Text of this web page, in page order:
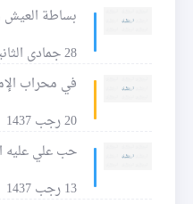
بساطة
28 جمادى الثانية 1437
في محراب
20 رجب 1437
حب علي عليه
13 رجب 1437